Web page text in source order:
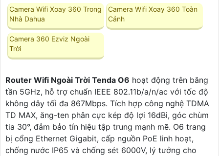
Camera Wifi Xoay 360 Trong
Nhà Dahua
Camera Wifi Xoay 360 Toàn
Cảnh
Camera 360 Ezviz Ngoài
Trời
Router Wifi Ngoài Trời Tenda O6 hoạt động trên băng
tần 5GHz, hỗ trợ chuẩn IEEE 802.11b/a/n/ac với tốc độ
không dây tối đa 867Mbps. Tích hợp công nghệ TDMA
TD MAX, ăng-ten phân cực kép độ lợi 16dBi, góc chùm
tia 30°, đảm bảo tín hiệu tập trung mạnh mẽ. O6 trang
bị cổng Ethernet Gigabit, cấp nguồn PoE linh hoạt,
chống nước IP65 và chống sét 6000V, lý tưởng cho